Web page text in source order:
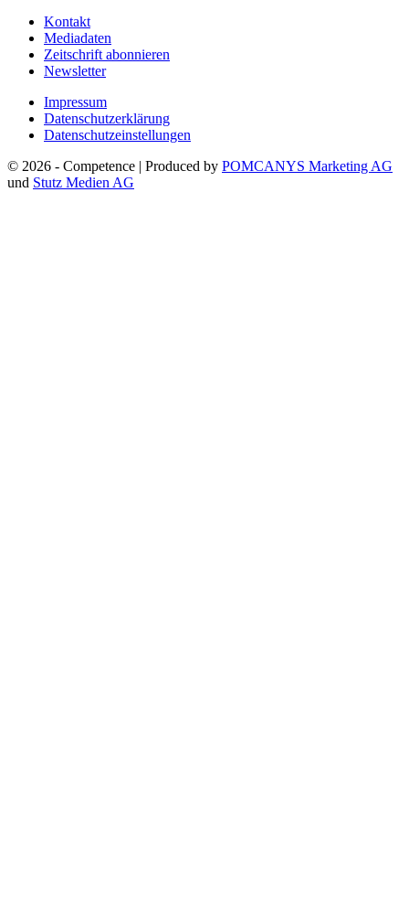
Kontakt
Mediadaten
Zeitschrift abonnieren
Newsletter
Impressum
Datenschutzerklärung
Datenschutzeinstellungen
© 2026 - Competence | Produced by POMCANYS Marketing AG
und Stutz Medien AG